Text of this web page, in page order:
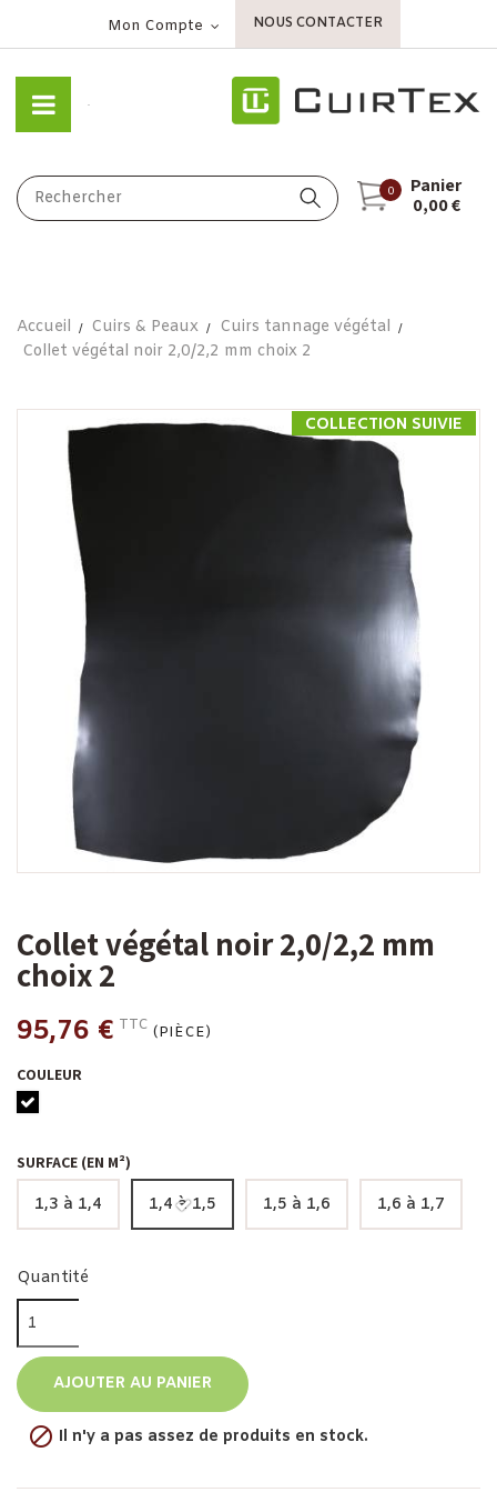
Mon Compte NOUS CONTACTER
0
Panier
0,00 €
Accueil Cuirs & Peaux
Cuirs tannage végétal
Collet végétal noir 2,0/2,2 mm choix 2
COLLECTION SUIVIE
Collet végétal noir 2,0/2,2 mm
choix 2
95,76 € TTC (PIÈCE)
COULEUR
SURFACE (EN M²)
1,3 à 1,4 1,4 à 1,5 1,5 à 1,6 1,6 à 1,7
Quantité
AJOUTER AU PANIER
 Il n'y a pas assez de produits en stock.